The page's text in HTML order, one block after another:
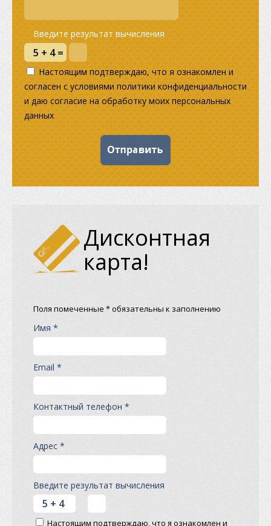
Введите результат вычисления
Настоящим подтверждаю, что я ознакомлен и
согласен с условиями политики конфиденциальности
и даю согласие на обработку моих персональных
данных
Дисконтная
карта!
Поля помеченные * обязательны к заполнению
Имя *
Email *
Контактный телефон *
Адрес *
Введите результат вычисления
Настоящим подтверждаю, что я ознакомлен и